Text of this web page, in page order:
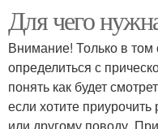
Для чего
Внимание! Только в
определиться с
понять как будет
если хотите